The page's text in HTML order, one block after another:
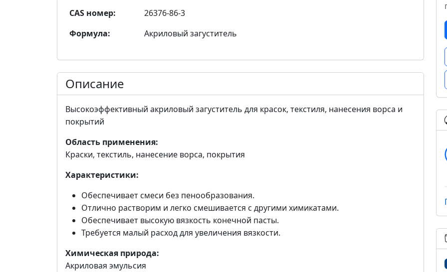
CAS номер:
26376-86-3
Формула:
Акриловый загуститель
Описание
Высокоэффективный акриловый загуститель для красок, текстиля, нанесения ворса и
покрытий
Область применения:
Краски, текстиль, нанесение ворса, покрытия
Характеристики:
Обеспечивает смеси без пенообразования.
Отлично растворим и легко смешивается с другими химикатами.
Обеспечивает высокую вязкость конечной пасты.
Требуется малый расход для увеличения вязкости.
Химическая природа:
Акриловая эмульсия